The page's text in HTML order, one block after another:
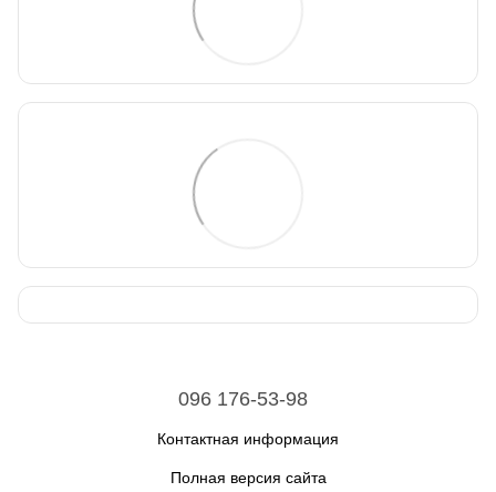
096 176-53-98
Контактная информация
Полная версия сайта